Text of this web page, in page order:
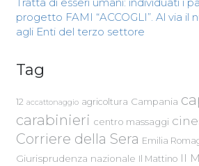
progetto FAMI “ACCOGLI”. Al via il
agli Enti del terzo settore
Tag
12 accattonaggio agricoltura Campania
carabinieri centro massaggi
Corriere della Sera Emilia
Giurisprudenza nazionale Il Mattino Il